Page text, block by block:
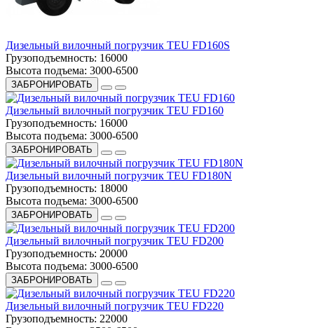
Дизельный вилочный погрузчик TEU FD160S
Грузоподъемность: 16000
Высота подъема: 3000-6500
ЗАБРОНИРОВАТЬ
Дизельный вилочный погрузчик TEU FD160
Грузоподъемность: 16000
Высота подъема: 3000-6500
ЗАБРОНИРОВАТЬ
Дизельный вилочный погрузчик TEU FD180N
Грузоподъемность: 18000
Высота подъема: 3000-6500
ЗАБРОНИРОВАТЬ
Дизельный вилочный погрузчик TEU FD200
Грузоподъемность: 20000
Высота подъема: 3000-6500
ЗАБРОНИРОВАТЬ
Дизельный вилочный погрузчик TEU FD220
Грузоподъемность: 22000